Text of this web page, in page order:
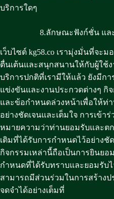
บริการใดๆ
8.ลักษณะฟังก์ชั่น แล
เว็บไซต์ kg58.co เรามุ่งมั่นที่จะ
ตื่นเต้นและสนุกสนานให้กับผู้ใช้ง
บริการปกติที่เรามีให้แล้ว ยังมีก
แข่งขันและงานประกวดต่างๆ กิ
และข้อกำหนดล่วงหน้าเพื่อให้ท่
อย่างชัดเจนและเต็มใจ การเข้า
หมายความว่าท่านยอมรับและต
เติมที่ได้รับการกำหนดไว้อย่างชั
กิจกรรมเหล่านี้ถือเป็นการยินย
กำหนดที่ได้รับทราบและยอมรับ
สามารถมีส่วนร่วมในการสร้าง
จดจำได้อย่างเต็มที่